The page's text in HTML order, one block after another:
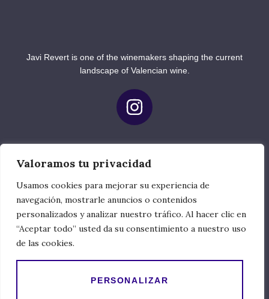
Valoramos tu privacidad
Usamos cookies para mejorar su experiencia de
navegación, mostrarle anuncios o contenidos
personalizados y analizar nuestro tráfico. Al hacer clic en
“Aceptar todo” usted da su consentimiento a nuestro uso
de las cookies.
PERSONALIZAR
Javi Revert is one of the winemakers shaping the current
landscape of Valencian wine.
About us
Vineyards
Contact